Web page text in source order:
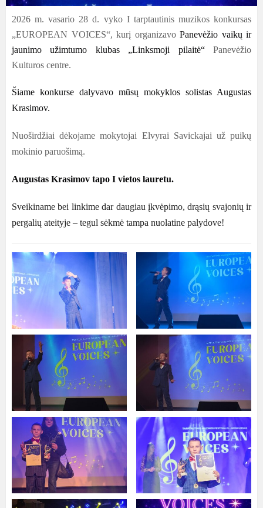
2026 m. vasario 28 d. vyko I tarptautinis muzikos konkursas
„EUROPEAN VOICES“, kurį organizavo Panevėžio vaikų ir
jaunimo užimtumo klubas „Linksmoji pilaitė“ Panevėžio
Kulturos centre.
Šiame konkurse dalyvavo mūsų mokyklos solistas Augustas
Krasimov.
Nuoširdžiai dėkojame mokytojai Elvyrai Savickajai už puikų
mokinio paruošimą.
Augustas Krasimov tapo I vietos lauretu.
Sveikiname bei linkime dar daugiau įkvėpimo,drąsių svajonių ir
pergalių ateityje – tegul sėkmė tampa nuolatine palydove!